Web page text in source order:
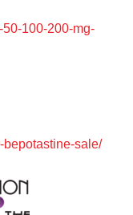
100-200-mg-
bepotastine-sale/